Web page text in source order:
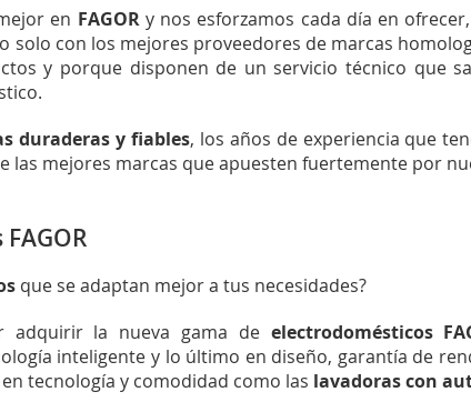
en FAGORy nos esforzamos cada día en
solo con los mejores proveedores de marcas
y porque disponen de un servicio técnico que
duraderas y fiables, los años de experiencia que
las mejores marcas que apuesten fuertemente por
que se adaptan mejor a tus necesidades?
adquirir la nueva gama de electrodomésticos
inteligente y lo último en diseño, garantía de
tecnología y comodidad como las lavadoras con